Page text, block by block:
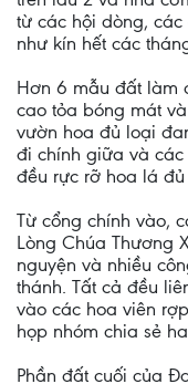
từ các hội dòng,
như kín hết các
Hơn 6 mẫu đất làm
cao tỏa bóng mát
vườn hoa đủ loại
đi chính giữa và
đều rực rỡ hoa lá
Từ cổng chính vào,
Lòng Chúa Thương
nguyện và nhiều
thánh. Tất cả đều
vào các hoa viên
họp nhóm chia sẻ
Phần đất cuối của